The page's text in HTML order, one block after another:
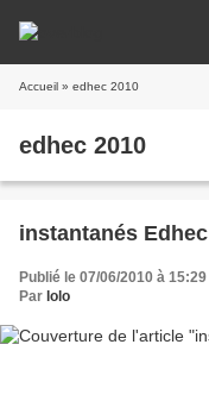
Accueil » edhec 2010
edhec 2010
instantanés Edhec
Publié le 07/06/2010 à 15:29
Par lolo